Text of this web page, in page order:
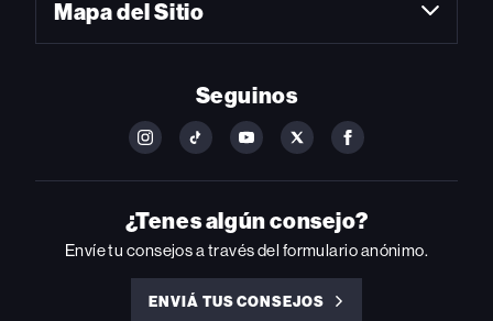
Mapa del Sitio
Seguinos
FOLLOW
ON
INSTAGRAM
FOLLOW
ON
YOUTUBE
FOLLOW
ON
YOUTUBE
FOLLOW
ON
FOLLOW
ON
FACEBOOK
¿Tenes algún consejo?
Envíe tu consejos a través del formulario anónimo.
ENVIÁ TUS CONSEJOS
ENVIÁ